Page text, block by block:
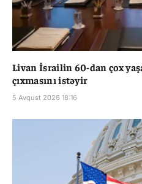
Livan İsrailin 60-dan çox
çıxmasını istəyir
5 Avqust 2026 18:16